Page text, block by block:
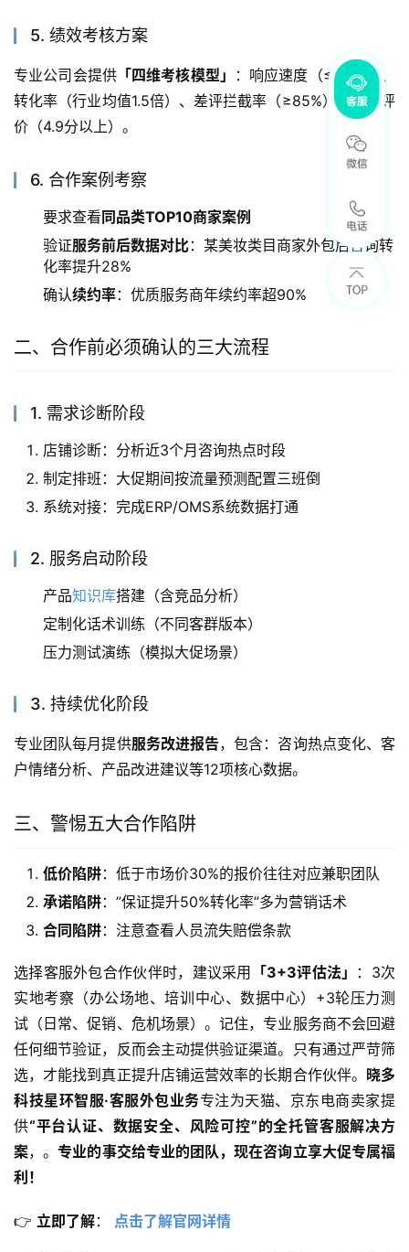
5. 绩效考核方案
专业公司会提供「四维考核模型」
：响应速度（≤30秒）、
转化率（行业均值1.5倍）、差评拦截率（≥85%）、服务评
价（4.9分以上）。
6. 合作案例考察
要求查看 同品类TOP10商家案例
验证服务前后数据对比：某美妆类目商家外包后咨询转
化率提升28%
确认续约率：优质服务商年续约率超90%
二、合作前必须确认的三大流程
1. 需求诊断阶段
店铺诊断：分析近3个月咨询热点时段
制定排班：大促期间按流量预测配置三班倒
系统对接：完成ERP/OMS系统数据打通
2. 服务启动阶段
产品知识库搭建（含竞品分析）
定制化话术训练（不同客群版本）
压力测试演练（模拟大促场景）
3. 持续优化阶段
专业团队每月提供服务改进报告，包含：咨询热点变化、客
户情绪分析、产品改进建议等12项核心数据。
三、警惕五大合作陷阱
低价陷阱：低于市场价30%的报价往往对应兼职团队
承诺陷阱：”保证提升50%转化率”多为营销话术
合同陷阱：注意查看人员流失赔偿条款
选择客服外包合作伙伴时，建议采用 「3+3评估法」
：3次
实地考察（办公场地、培训中心、数据中心）+3轮压力测
试（日常、促销、危机场景）。记住，专业服务商不会回避
任何细节验证，反而会主动提供验证渠道。只有通过严苛筛
选，才能找到真正提升店铺运营效率的长期合作伙伴。 晓多
科技星环智服·客服外包业务专注为天猫、京东电商卖家提
供​“平台认证、数据安全、风险可控”的全托管客服解决方
案，。专业的事交给专业的团队，现在咨询立享大促专属福
利！​
👉 ​ 立即了解​： 点击了解官网详情